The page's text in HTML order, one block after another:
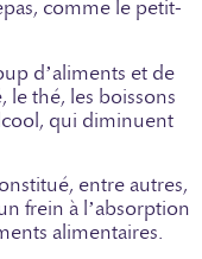
comme le petit-
d’aliments et de
le thé, les boissons
qui diminuent
entre autres,
frein à l’absorption
alimentaires.